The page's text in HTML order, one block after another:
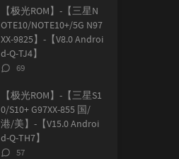
数：
【极光ROM】-【三星N
OTE10/NOTE10+/5G N97
XX-9825】-【V8.0 Androi
d-Q-TJ4】
评
数：
69
【极光ROM】-【三星S1
0/S10+ G97XX-855 国/
港/美】-【V15.0 Androi
d-Q-TH7】
评
57